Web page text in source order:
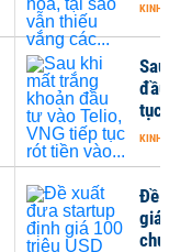
KINH
tục
KINH
Đề
giá